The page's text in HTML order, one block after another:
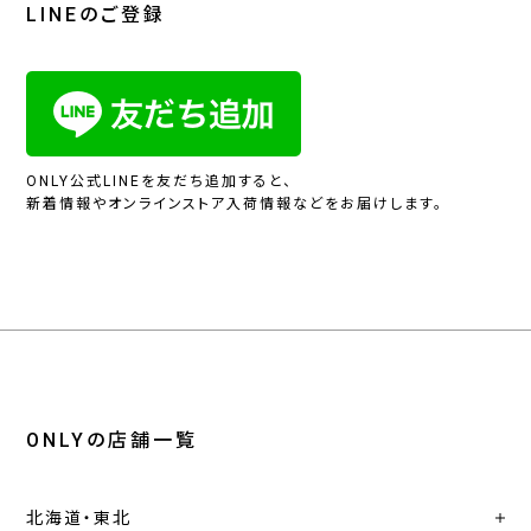
LINEのご登録
ONLY公式LINEを友だち追加すると、
新着情報やオンラインストア入荷情報などをお届けします。
ONLYの店舗一覧
北海道・東北